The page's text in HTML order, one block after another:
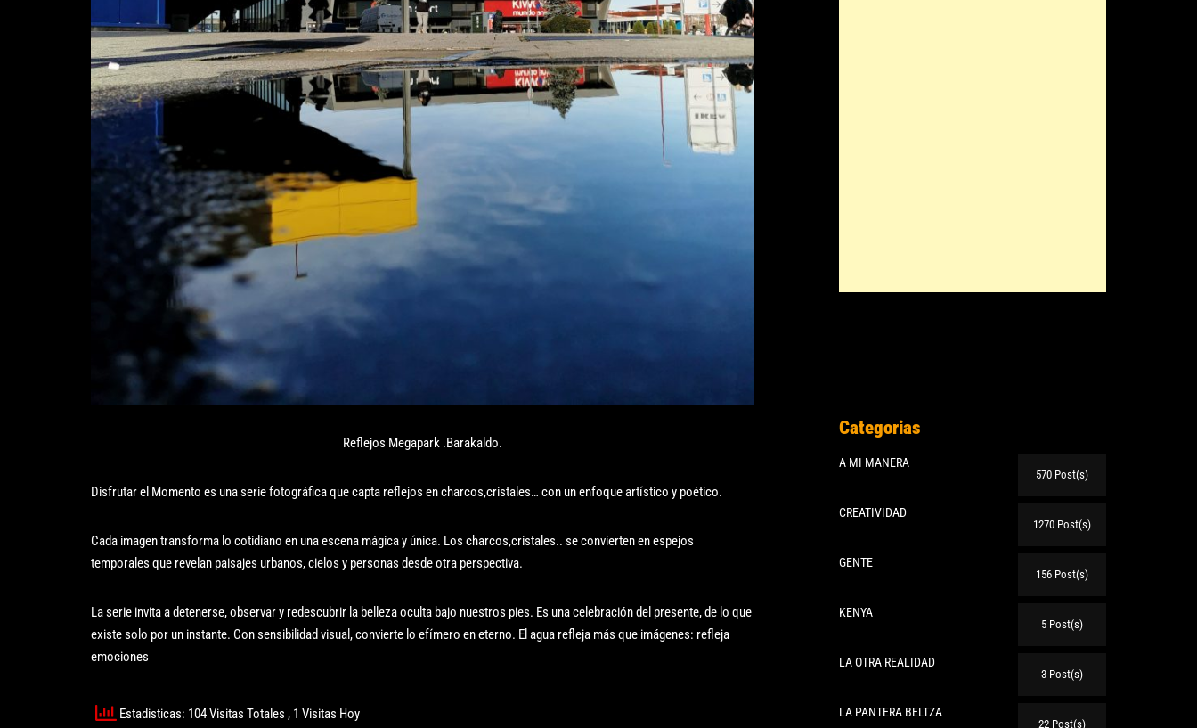
Reflejos Megapark .Barakaldo.
Disfrutar el Momento es una serie fotográfica que capta reflejos en charcos,cristales… con un enfoque artístico y poético.
Cada imagen transforma lo cotidiano en una escena mágica y única. Los charcos,cristales.. se convierten en espejos
temporales que revelan paisajes urbanos, cielos y personas desde otra perspectiva.
La serie invita a detenerse, observar y redescubrir la belleza oculta bajo nuestros pies. Es una celebración del presente, de lo que
existe solo por un instante. Con sensibilidad visual, convierte lo efímero en eterno. El agua refleja más que imágenes: refleja
emociones
Estadisticas: 104 Visitas Totales , 1 Visitas Hoy
Categorias
A MI MANERA
570 Post(s)
CREATIVIDAD
1270 Post(s)
GENTE
156 Post(s)
KENYA
5 Post(s)
LA OTRA REALIDAD
3 Post(s)
LA PANTERA BELTZA
22 Post(s)